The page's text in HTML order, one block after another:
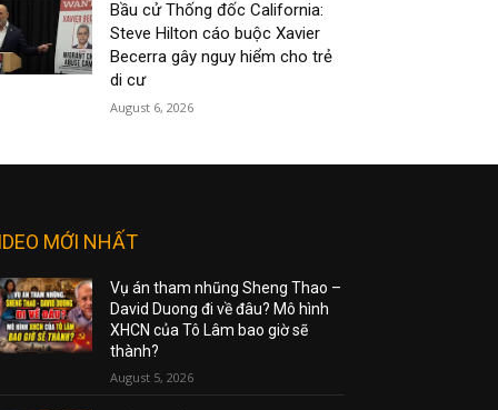
Bầu cử Thống đốc California:
Steve Hilton cáo buộc Xavier
Becerra gây nguy hiểm cho trẻ
di cư
August 6, 2026
MỚI NHẤT
Vụ án tham nhũng Sheng Thao –
David Duong đi về đâu? Mô hình
XHCN của Tô Lâm bao giờ sẽ
thành?
August 5, 2026